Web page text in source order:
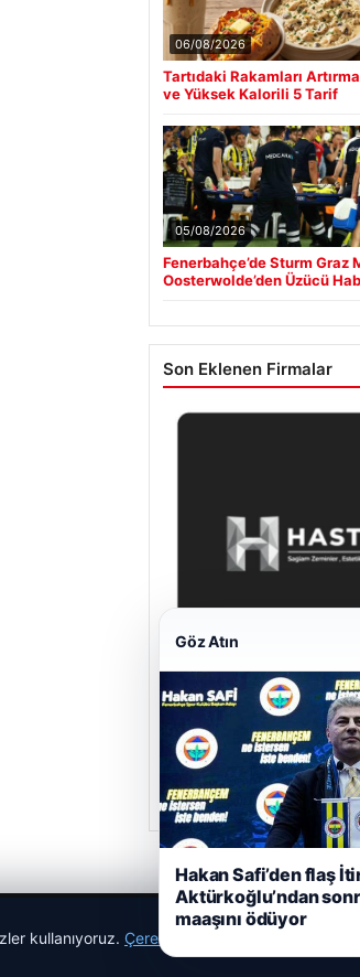
06/08/2026
Tartıdaki Rakamları
ve Yüksek Kalorili 5 Tarif
05/08/2026
Fenerbahçe’de Sturm Graz
Oosterwolde’den Üzücü
Son Eklenen Firmalar
Hastaş Beton
26/05/2026
kullanıyoruz. Çerez Politikamız
Göz Atın
Hakan Safi’den flaş
Aktürkoğlu’ndan
maaşını ödüyor